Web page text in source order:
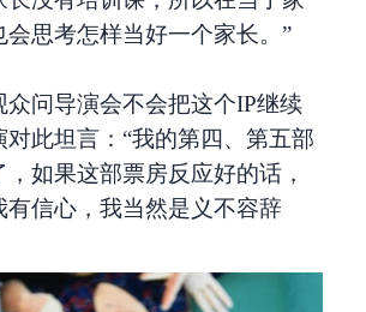
会思考怎样当好一个家长。”
众问导演会不会把这个IP继续
此坦言：“我的第四、第五部
如果这部票房反应好的话，
有信心，我当然是义不容辞